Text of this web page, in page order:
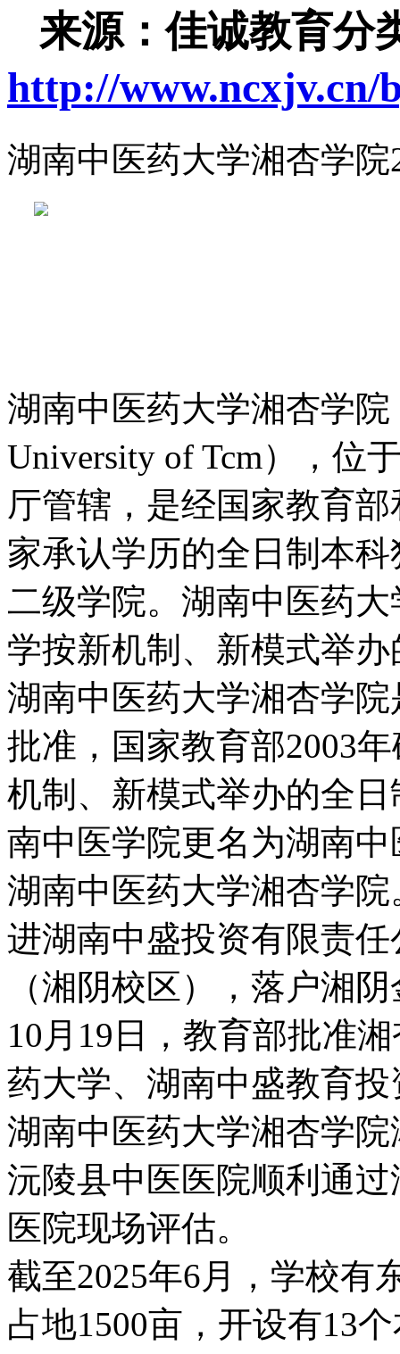
来源：佳诚教育
http://www.ncxjv.cn/
湖南中医药大学湘杏学
湖南中医药大学湘杏学院
University of Tcm），位
厅管辖，是经国家教育
家承认学历的全日制本
二级学院。湖南中医药
学按新机制、新模式举
湖南中医药大学湘杏学
批准，国家教育部2003
机制、新模式举办的全
南中医学院更名为湖南
湖南中医药大学湘杏学
进湖南中盛投资有限责
（湘阴校区），落户湘
10月19日，教育部批准
药大学、湖南中盛教育
湖南中医药大学湘杏学
沅陵县中医医院顺利通
医院现场评估。
截至2025年6月，学校有
占地1500亩，开设有13